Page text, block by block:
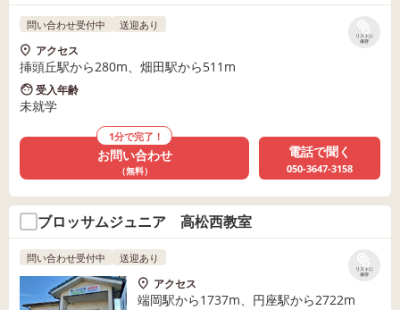
リストに
保存
問い合わせ受付中 送迎あり
アクセス
挿頭丘駅から280m、畑田駅から511m
受入年齢
未就学
1分で完了！
お問い合わせ
（無料）
電話で聞く
050-3647-3158
ブロッサムジュニア 高松西教室
リストに
保存
問い合わせ受付中 送迎あり
アクセス
端岡駅から1737m、円座駅から2722m